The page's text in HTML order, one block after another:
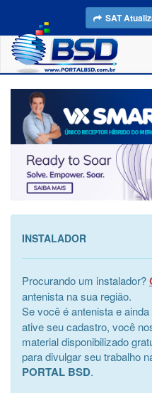
SAT
INSTALADOR
Procurando um instalador?
antenista na sua região.
Se você é antenista e
ative seu cadastro, você
material disponibilizado
para divulgar seu trabalho
PORTAL BSD.